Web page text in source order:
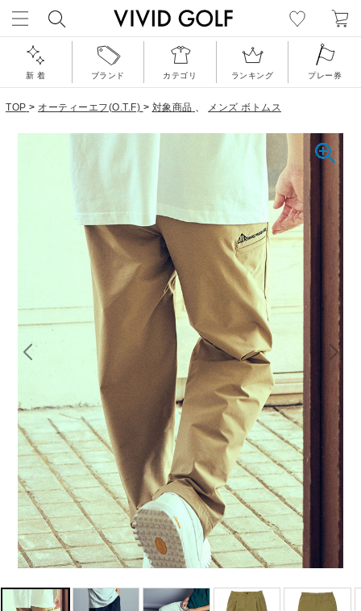
新 着 ブランド カテゴリ ランキング プレー券
TOP > オーティーエフ(O.T.F) > 対象商品 、 メンズ ボトムス